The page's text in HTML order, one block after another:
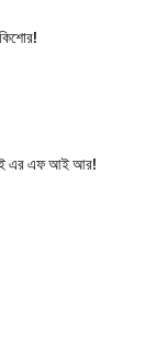
আই এর এফ আই আর!